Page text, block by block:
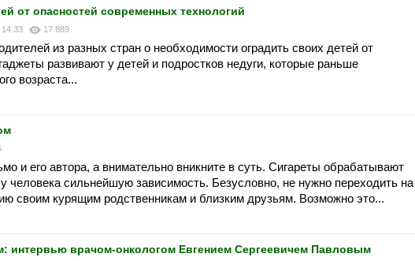
от опасностей современных технологий
17 889
из разных стран о необходимости оградить своих детей от
развивают у детей и подростков недуги, которые раньше
возраста...
и его автора, а внимательно вникните в суть. Сигареты обрабатывают
сильнейшую зависимость. Безусловно, не нужно переходить на
своим курящим родственникам и близким друзьям. Возможно это...
интервью врачом-онкологом Евгением Сергеевичем Павловым